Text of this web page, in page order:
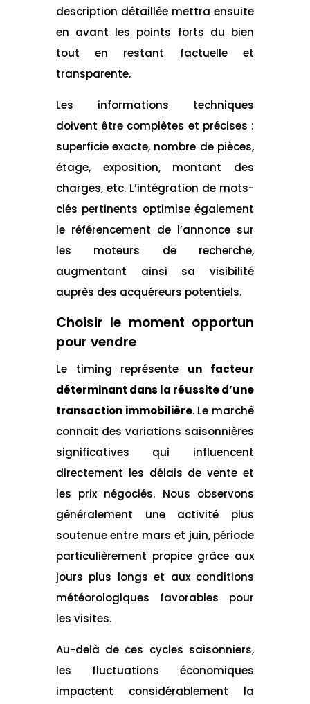
description détaillée mettra ensuite
en avant les points forts du bien
tout en restant factuelle et
transparente.
Les informations techniques
doivent être complètes et précises :
superficie exacte, nombre de pièces,
étage, exposition, montant des
charges, etc. L’intégration de mots-
clés pertinents optimise également
le référencement de l’annonce sur
les moteurs de recherche,
augmentant ainsi sa visibilité
auprès des acquéreurs potentiels.
Choisir le moment opportun
pour vendre
Le timing représente un facteur
déterminant dans la réussite d’une
transaction immobilière. Le marché
connaît des variations saisonnières
significatives qui influencent
directement les délais de vente et
les prix négociés. Nous observons
généralement une activité plus
soutenue entre mars et juin, période
particulièrement propice grâce aux
jours plus longs et aux conditions
météorologiques favorables pour
les visites.
Au-delà de ces cycles saisonniers,
les fluctuations économiques
impactent considérablement la